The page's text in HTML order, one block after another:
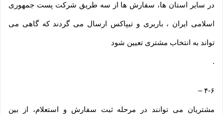
در سایر استان ها، سفارش ها از سه طریق شرکت پست جمهوری
اسلامی ایران ، باربری و تیپاکس ارسال می گردند که گاهی می
تواند به انتخاب مشتری تعیین شود
.
۴-۶–
مشتریان می توانند در مرحله ثبت سفارش و استعلام، از بین